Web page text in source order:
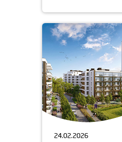
24.02.2026